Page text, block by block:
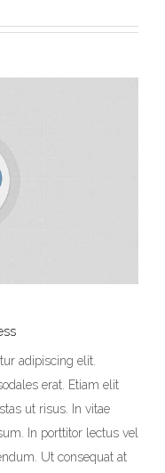
adipiscing elit.
erat. Etiam elit
ut risus. In vitae
In porttitor lectus vel
Ut consequat at